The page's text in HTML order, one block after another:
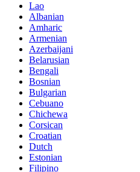
Lao
Albanian
Amharic
Armenian
Azerbaijani
Belarusian
Bengali
Bosnian
Bulgarian
Cebuano
Chichewa
Corsican
Croatian
Dutch
Estonian
Filipino